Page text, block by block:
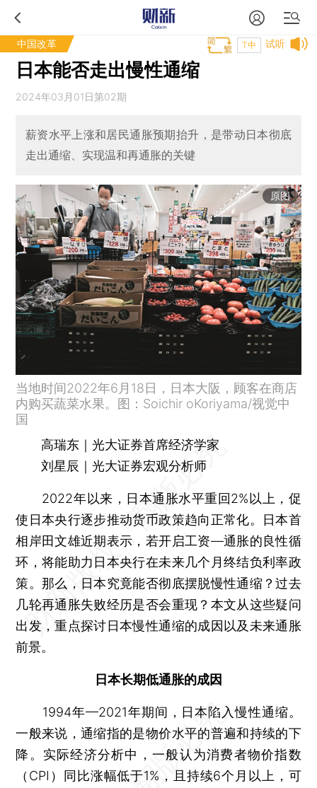
中国改革 试听
T中
日本能否走出慢性通缩
2024年03月01日第02期
薪资水平上涨和居民通胀预期抬升，是带动日本彻底
走出通缩、实现温和再通胀的关键
原图
当地时间2022年6月18日，日本大阪，顾客在商店
内购买蔬菜水果。图：Soichir oKoriyama/视觉中
国
高瑞东｜光大证券首席经济学家
刘星辰｜光大证券宏观分析师
2022年以来，日本通胀水平重回2%以上，促
使日本央行逐步推动货币政策趋向正常化。日本首
相岸田文雄近期表示，若开启工资—通胀的良性循
环，将能助力日本央行在未来几个月终结负利率政
策。那么，日本究竟能否彻底摆脱慢性通缩？过去
几轮再通胀失败经历是否会重现？本文从这些疑问
出发，重点探讨日本慢性通缩的成因以及未来通胀
前景。
日本长期低通胀的成因
1994年—2021年期间，日本陷入慢性通缩。
一般来说，通缩指的是物价水平的普遍和持续的下
降。实际经济分析中，一般认为消费者物价指数
（CPI）同比涨幅低于1%，且持续6个月以上，可